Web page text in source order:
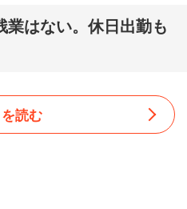
はない。休日出勤も
読む